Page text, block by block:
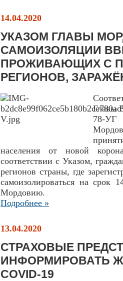
14.04.2020
УКАЗОМ ГЛАВЫ
САМОИЗОЛЯЦИИ
ПРОЖИВАЮЩИХ С
РЕГИОНОВ,
Главы
78-УГ
населения от новой
соответствии с Указом,
регионов страны, где
самоизолироваться на срок
Мордовию.
Подробнее »
13.04.2020
СТРАХОВЫЕ
ИНФОРМИРОВАТЬ
COVID-19